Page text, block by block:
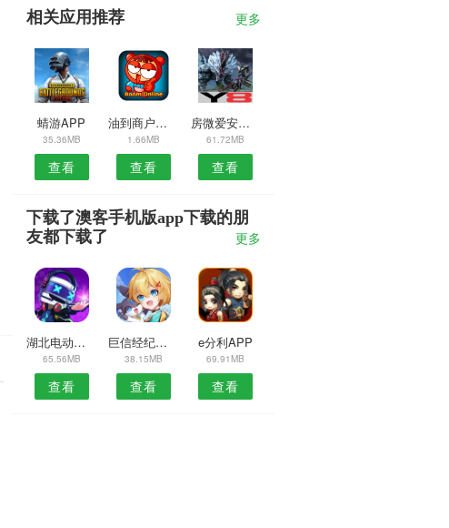
相关应用推荐 更多
蜻游APP
35.36MB
查看
油到商户端APP
1.66MB
查看
房微爱安卓版
61.72MB
查看
下载了澳客手机版app下载的朋
友都下载了
更多
湖北电动车安卓版
65.56MB
查看
巨信经纪人APP
38.15MB
查看
e分利APP
69.91MB
查看